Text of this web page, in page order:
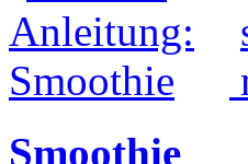
Smoothie